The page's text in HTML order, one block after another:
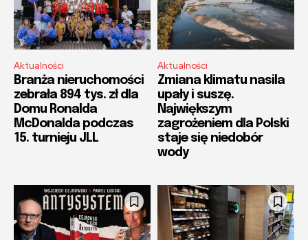
Aktualności
Branża nieruchomości
zebrała 894 tys. zł dla
Domu Ronalda
McDonalda podczas
15. turnieju JLL
Aktualności
Zmiana klimatu nasila
upały i suszę.
Największym
zagrożeniem dla Polski
staje się niedobór
wody